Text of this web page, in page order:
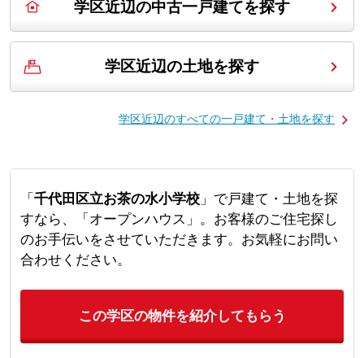
学区近辺の中古一戸建てを探す
学区近辺の土地を探す
学区近辺のすべての一戸建て・土地を探す
「 千代田区立お茶の水小学校」で戸建て・土地を探
すなら、「オープンハウス」。お客様のご住宅探し
のお手伝いをさせていただきます。お気軽にお問い
合わせください。
この学区の物件を紹介してもらう